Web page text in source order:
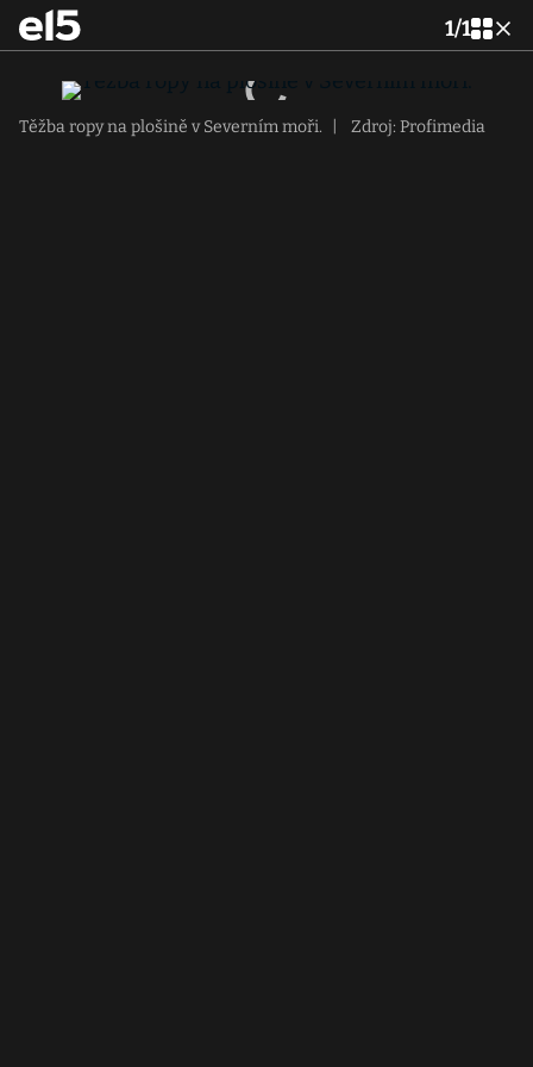
1/1
Těžba ropy na plošině v Severním moři. Zdroj: Profimedia